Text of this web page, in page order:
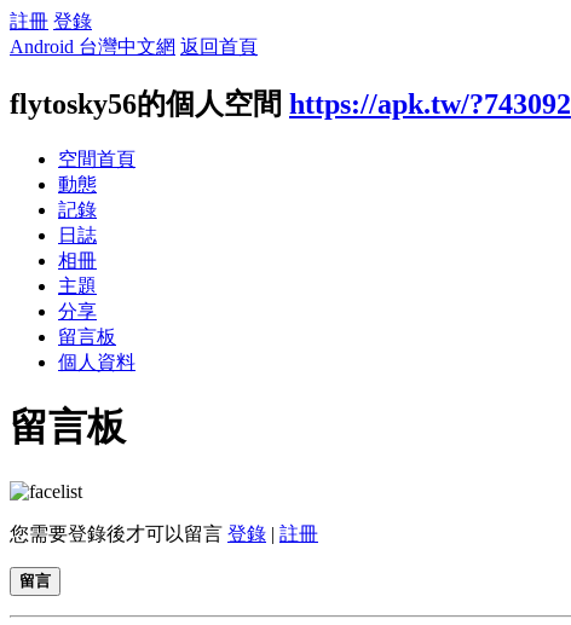
註冊 登錄
Android 台灣中文網 返回首頁
flytosky56的個人空間 https://apk.tw/?743092
空間首頁
動態
記錄
日誌
相冊
主題
分享
留言板
個人資料
留言板
您需要登錄後才可以留言 登錄 | 註冊
留言